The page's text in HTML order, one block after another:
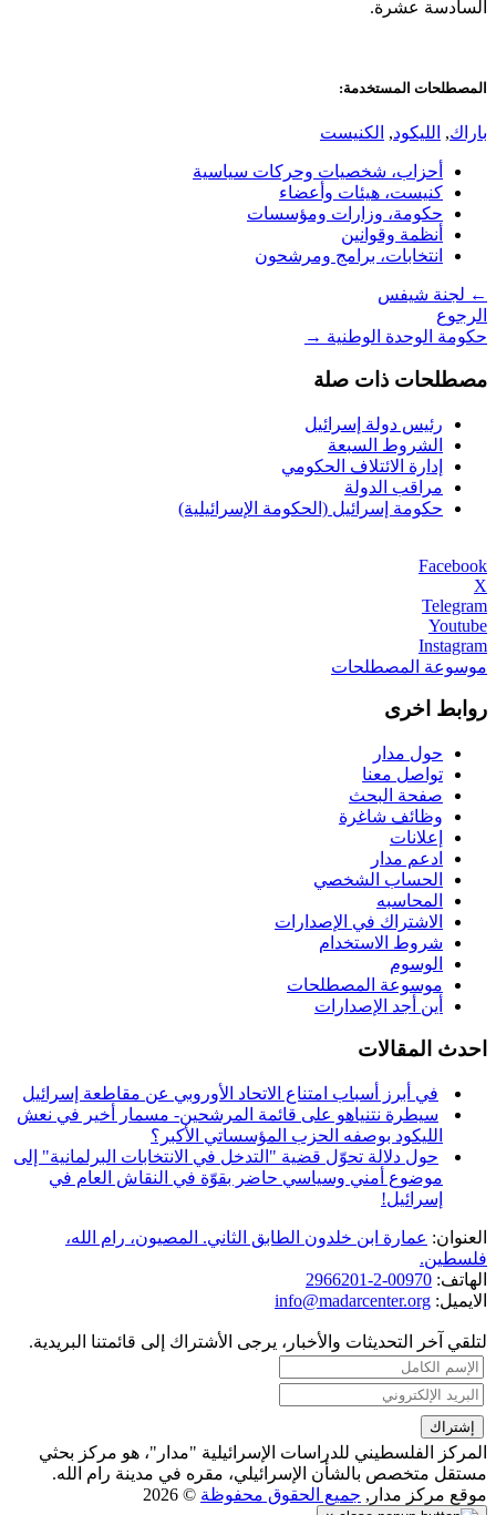
السادسة عشرة.
المصطلحات المستخدمة:
باراك, الليكود, الكنيست
أحزاب، شخصيات وحركات سياسية
كنيست، هيئات وأعضاء
حكومة، وزارات ومؤسسات
أنظمة وقوانين
انتخابات، برامج ومرشحون
← لجنة شيفس
الرجوع
حكومة الوحدة الوطنية →
مصطلحات ذات صلة
رئيس دولة إسرائيل
الشروط السبعة
إدارة الائتلاف الحكومي
مراقب الدولة
حكومة إسرائيل (الحكومة الإسرائيلية)
Facebook
X
Telegram
Youtube
Instagram
موسوعة المصطلحات
روابط اخرى
حول مدار
تواصل معنا
صفحة البحث
وظائف شاغرة
إعلانات
ادعم مدار
الحساب الشخصي
المحاسبه
الاشتراك في الإصدارات
شروط الاستخدام
الوسوم
موسوعة المصطلحات
أين أجد الإصدارات
احدث المقالات
في أبرز أسباب امتناع الاتحاد الأوروبي عن مقاطعة إسرائيل
سيطرة نتنياهو على قائمة المرشحين- مسمار أخير في نعش
الليكود بوصفه الحزب المؤسساتي الأكبر؟
حول دلالة تحوّل قضية "التدخل في الانتخابات البرلمانية" إلى
موضوع أمني وسياسي حاضر بقوّة في النقاش العام في
إسرائيل!
العنوان: عمارة ابن خلدون الطابق الثاني. المصيون، رام الله،
فلسطين.
الهاتف: 00970-2-2966201
الايميل: info@madarcenter.org
لتلقي آخر التحديثات والأخبار، يرجى الأشتراك إلى قائمتنا البريدية.
المركز الفلسطيني للدراسات الإسرائيلية "مدار"، هو مركز بحثي
مستقل متخصص بالشأن الإسرائيلي، مقره في مدينة رام الله.
موقع مركز مدار, جميع الحقوق محفوظة © 2026